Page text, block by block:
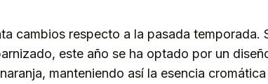
cambios respecto a la pasada temporada.
este año se ha optado por un
manteniendo así la esencia cromática